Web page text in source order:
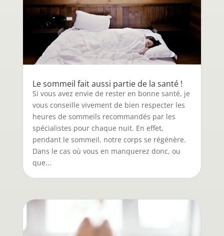
Le sommeil fait aussi partie de la santé !
Si vous avez envie de rester en bonne santé, je
vous conseille vivement de bien respecter les
heures de sommeils recommandés par les
spécialistes pour chaque nuit. En effet,
pendant le sommeil, notre corps se régénère.
Dans le cas où vous en manquerez donc, ou
que...